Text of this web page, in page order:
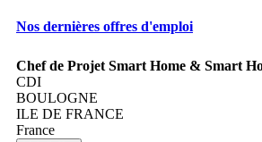
Nos dernières offres d'emploi
Chef de Projet Smart Home & Smart
CDI
BOULOGNE
ILE DE FRANCE
France